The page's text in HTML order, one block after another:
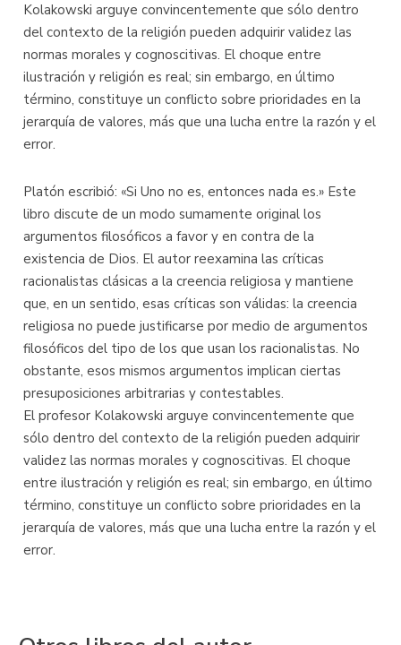
Kolakowski arguye convincentemente que sólo dentro
del contexto de la religión pueden adquirir validez las
normas morales y cognoscitivas. El choque entre
ilustración y religión es real; sin embargo, en último
término, constituye un conflicto sobre prioridades en la
jerarquía de valores, más que una lucha entre la razón y el
error.
Platón escribió: «Si Uno no es, entonces nada es.» Este
libro discute de un modo sumamente original los
argumentos filosóficos a favor y en contra de la
existencia de Dios. El autor reexamina las críticas
racionalistas clásicas a la creencia religiosa y mantiene
que, en un sentido, esas críticas son válidas: la creencia
religiosa no puede justificarse por medio de argumentos
filosóficos del tipo de los que usan los racionalistas. No
obstante, esos mismos argumentos implican ciertas
presuposiciones arbitrarias y contestables.
El profesor Kolakowski arguye convincentemente que
sólo dentro del contexto de la religión pueden adquirir
validez las normas morales y cognoscitivas. El choque
entre ilustración y religión es real; sin embargo, en último
término, constituye un conflicto sobre prioridades en la
jerarquía de valores, más que una lucha entre la razón y el
error.